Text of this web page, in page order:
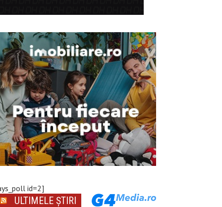
id=2]
ULTIMELE ȘTIRI